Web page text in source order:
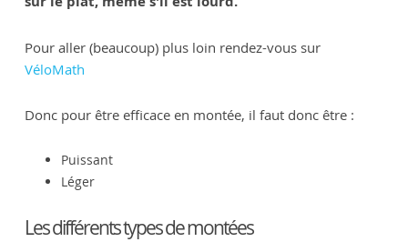
Pour aller (beaucoup) plus loin rendez-vous sur
VéloMath
Donc pour être efficace en montée, il faut donc être :
Puissant
Léger
Les différents types de montées